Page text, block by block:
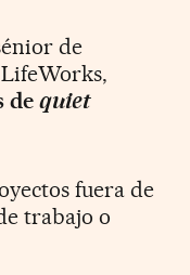
de
dequiet
fuera de
trabajo o